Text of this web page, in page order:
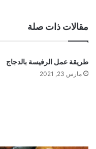
مقالات ذات صلة
طريقة عمل الرفيسة بالدجاج
مارس 23, 2021